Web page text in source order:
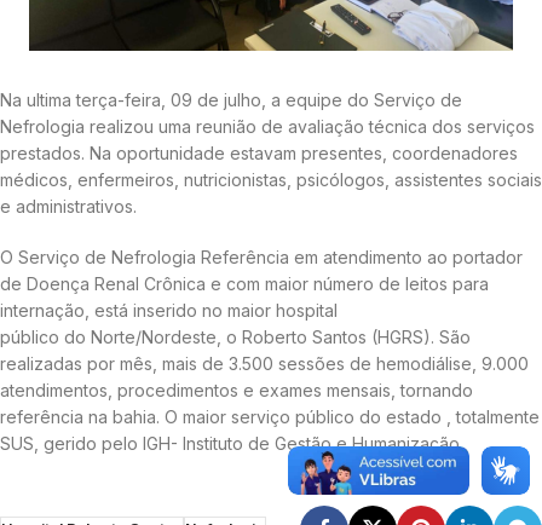
Na ultima terça-feira, 09 de julho, a equipe do Serviço de
Nefrologia realizou uma reunião de avaliação técnica dos serviços
prestados. Na oportunidade estavam presentes, coordenadores
médicos, enfermeiros, nutricionistas, psicólogos, assistentes sociais
e administrativos.
O Serviço de Nefrologia Referência em atendimento ao portador
de Doença Renal Crônica e com maior número de leitos para
internação, está inserido no maior hospital
público do Norte/Nordeste, o Roberto Santos (HGRS). São
realizadas por mês, mais de 3.500 sessões de hemodiálise, 9.000
atendimentos, procedimentos e exames mensais, tornando
referência na bahia. O maior serviço público do estado , totalmente
SUS, gerido pelo IGH- Instituto de Gestão e Humanização.